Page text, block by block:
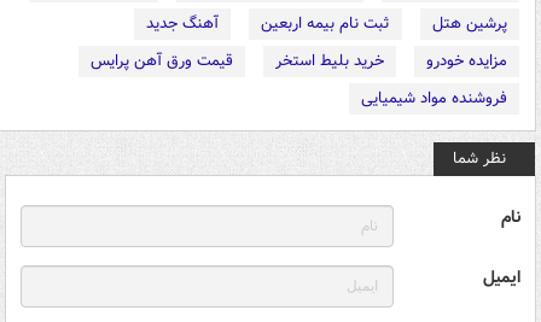
پرشین هتل
ثبت نام بیمه اربعین
آهنگ جدید
مزایده خودرو
خرید بلیط استخر
قیمت ورق آهن پرایس
فروشنده مواد شیمیایی
نظر شما
نام
ایمیل